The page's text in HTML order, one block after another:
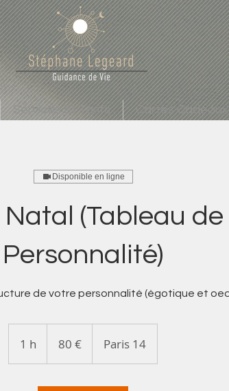
Services et Tarifs Cartes Cadeaux
Disponible en ligne
(Tableau de
Personnalité)
de votre personnalité (égotique et
1 h 80 € Paris 14